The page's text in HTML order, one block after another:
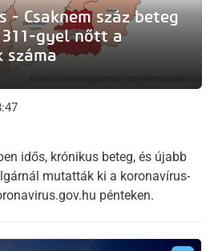
- Csaknem száz beteg
gyel nőtt a
idős, krónikus beteg, és újabb
mutatták ki a koronavírus-
pénteken.